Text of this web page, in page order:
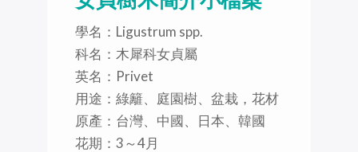
學名：Ligustrum spp.
科名：木犀科女貞屬
英名：Privet
用途：綠籬、庭園樹、盆栽，花材
原產：台灣、中國、日本、韓國
花期：3～4月